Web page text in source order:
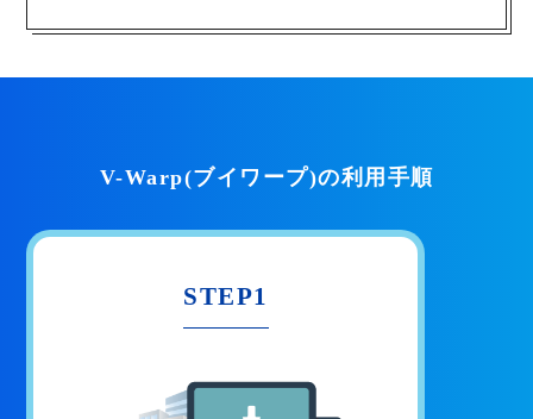
V-Warp(ブイワープ)の利用手順
STEP1